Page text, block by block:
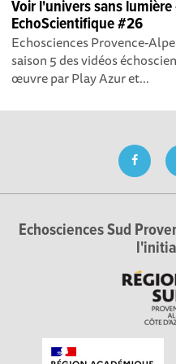
Voir l'univers sans lumière
EchoScientifique #26
Echosciences Provence-
saison 5 des vidéos
œuvre par Play Azur et...
Echosciences Sud